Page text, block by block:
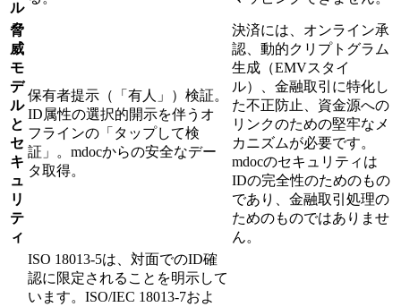
ル
脅
威
モ
デ
ル
と
セ
キ
ュ
リ
テ
ィ
保有者提示（「有人」）検証。
ID属性の選択的開示を伴うオ
フラインの「タップして検
証」。mdocからの安全なデー
タ取得。
決済には、オンライン承
認、動的クリプトグラム
生成（EMVスタイ
ル）、金融取引に特化し
た不正防止、資金源への
リンクのための堅牢なメ
カニズムが必要です。
mdocのセキュリティは
IDの完全性のためのもの
であり、金融取引処理の
ためのものではありませ
ん。
ISO 18013-5は、対面でのID確
認に限定されることを明示して
います。ISO/IEC 18013-7およ